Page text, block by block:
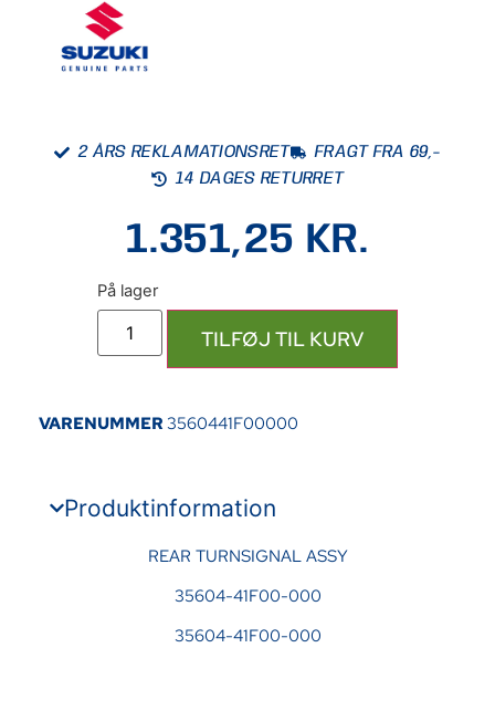
2 ÅRS REKLAMATIONSRET
FRAGT FRA 69,-
14 DAGES RETURRET
1.351,25 KR.
TILFØJ TIL KURV
VARENUMMER 3560441F00000
Produktinformation
REAR TURNSIGNAL ASSY
35604-41F00-000
35604-41F00-000